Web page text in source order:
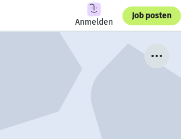
Anmelden
Job posten